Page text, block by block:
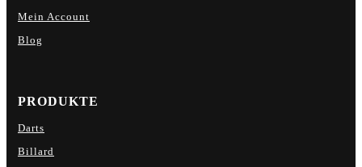
Mein Account
Blog
PRODUKTE
Darts
Billard